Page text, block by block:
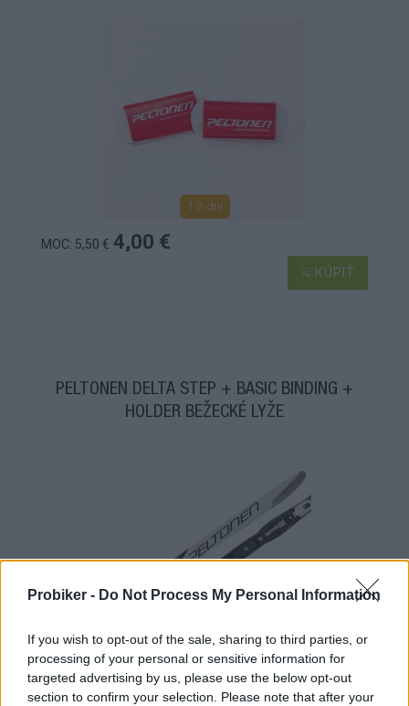
Probiker - Do Not Process My Personal Information
If you wish to opt-out of the sale, sharing to third parties, or
processing of your personal or sensitive information for
targeted advertising by us, please use the below opt-out
section to confirm your selection. Please note that after your
1-3 dní
MOC: 5,50 € 4,00 €
KÚPIŤ
PELTONEN DELTA STEP + BASIC BINDING +
HOLDER BEŽECKÉ LYŽE
1-3 dní
MOC: 99,00 € 39,00 €